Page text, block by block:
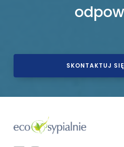
SKONTAKTUJ